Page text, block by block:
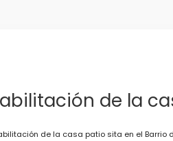
de la
de la casa patio sita en el Barrio